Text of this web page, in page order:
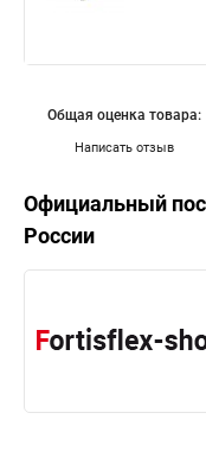
Написать отзыв
Общая оценка товара:
Официальный
России